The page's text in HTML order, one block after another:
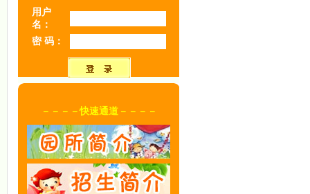
－－－－快速通道－－－－